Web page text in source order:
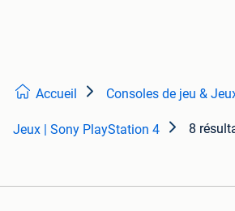
Accueil Consoles de jeu &
Jeux | Sony PlayStation 4 8